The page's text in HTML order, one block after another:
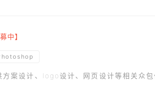
中】
案设计、logo设计、网页设计等相关众包